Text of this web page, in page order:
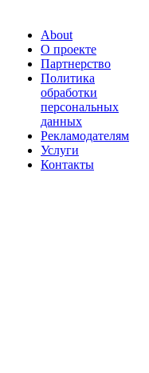
About
О проекте
Партнерство
Политика
обработки
персональных
данных
Рекламодателям
Услуги
Контакты